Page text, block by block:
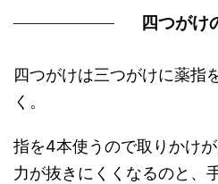
四つがけ
四つがけは三つがけに薬指
く。
指を4本使うので取りかけ
力が抜きにくくなるのと、